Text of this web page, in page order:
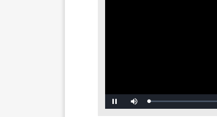
Mute Loaded: